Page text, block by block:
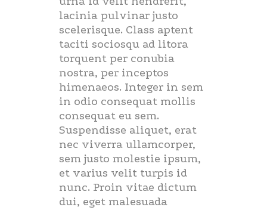
lacinia pulvinar justo
scelerisque. Class aptent
taciti sociosqu ad litora
torquent per conubia
nostra, per inceptos
himenaeos. Integer in sem
in odio consequat mollis
consequat eu sem.
Suspendisse aliquet, erat
nec viverra ullamcorper,
sem justo molestie ipsum,
et varius velit turpis id
nunc. Proin vitae dictum
dui, eget malesuada